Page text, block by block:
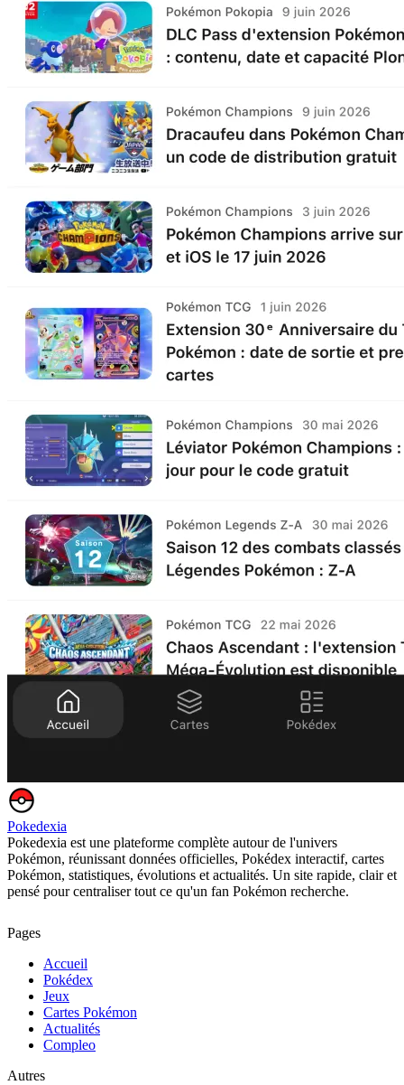
Pokedexia
Pokedexia est une plateforme complète autour de l'univers
Pokémon, réunissant données officielles, Pokédex interactif, cartes
Pokémon, statistiques, évolutions et actualités. Un site rapide, clair et
pensé pour centraliser tout ce qu'un fan Pokémon recherche.
Pages
Accueil
Pokédex
Jeux
Cartes Pokémon
Actualités
Compleo
Autres